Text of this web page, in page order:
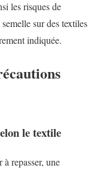
les risques de
sur des textiles
indiquée.
le textile
repasser, une